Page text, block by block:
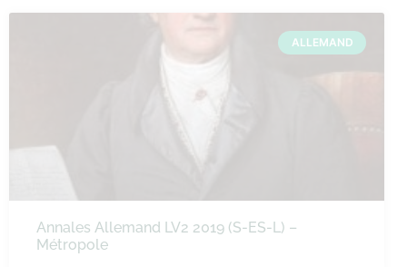
ALLEMAND
Annales Allemand LV2 2019 (S-ES-L) –
Métropole